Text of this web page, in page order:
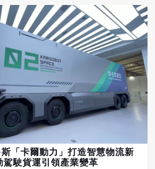
因此零關稅只是第一步，後續
軌仍是關鍵。
，以創新技術與堅實後盾為
350 成為每一家企業數位
固、最有效率的夥伴，共創智慧
AI blocked essential
open-weight frontier
contain the intrusion.…
lCZWt9nPBQ — Jensen
July 27, 2026
post, I’m sharing a letter
on why open models
every company, and be
Open models
safety and cybersecurity,
innovation and diffusion,
sovereignty.…
t02bi51N4C — Jensen
July 24, 2026
最初數十家增加至約600家，涵
業火箭研發與發射、衛星製造、
與地球觀測、太空資料應用，
網服務。其中，中國已形成多個
集群，北京、上海、深圳、湖北
地均投入資源打造航太產業基
入競爭，包括星河動力
）、藍箭航天
）、天兵科技（Space
逐漸挑戰過去由中國航天科技
」系列火箭市場。 《金融時
商業火箭企業目前與美太空探
）的差距仍明顯，尤其
火箭技術方面，美國仍占有巨
低發射成本，並透過「星鏈」
二宣布，禁止進口新型外國製
至美國，理由是對美國國家安
接受的風險」。這項禁令適用於
足機器人在內的先進機器人，其
No CCP
t.co/F1Zi5qByWk
bans new
robots — Charles
(@softwarnet) July 29,
Commission）同時也禁
料中心與太陽能板的電力逆變器
），稱其同樣可能對美國經
》
，FCC主席卡爾（Brendan
「卡爾動力」打造智慧物流新
駛貨運引領產業變革